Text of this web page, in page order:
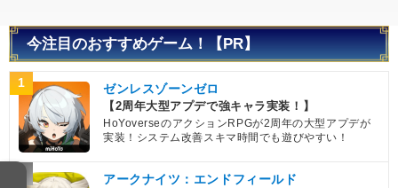
今注目のおすすめゲーム！【PR】
1 ゼンレスゾーンゼロ
【2周年大型アプデで強キャラ実装！】
HoYoverseのアクションRPGが2周年の大型アプデが
実装！システム改善スキマ時間でも遊びやすい！
アークナイツ：エンドフィールド